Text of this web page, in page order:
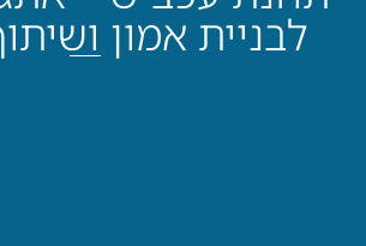
לבניית אמון